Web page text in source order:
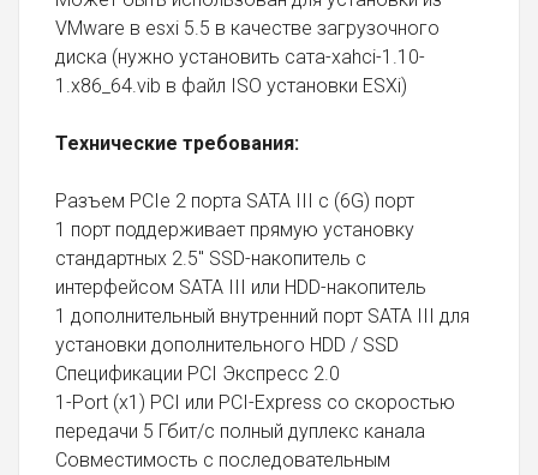
VMware в esxi 5.5 в качестве загрузочного
диска (нужно установить сата-xahci-1.10-
1.x86_64.vib в файл ISO установки ESXi)
Технические требования:
Разъем PCIe 2 порта SATA III с (6G) порт
1 порт поддерживает прямую установку
стандартных 2.5" SSD-накопитель с
интерфейсом SATA III или HDD-накопитель
1 дополнительный внутренний порт SATA III для
установки дополнительного HDD / SSD
Спецификации PCI Экспресс 2.0
1-Port (x1) PCI или PCI-Express со скоростью
передачи 5 Гбит/с полный дуплекс канала
Совместимость с последовательным